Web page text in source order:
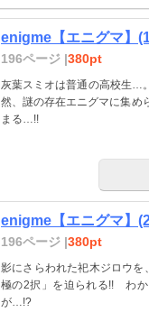
enigme【エニグマ】
196ページ |380pt
灰葉スミオは普通の高校生…
然、謎の存在エニグマに集
まる…!!
enigme【エニグマ】
196ページ |380pt
影にさらわれた祀木ジロウ
極の2択」を迫られる!! わか
が…!?